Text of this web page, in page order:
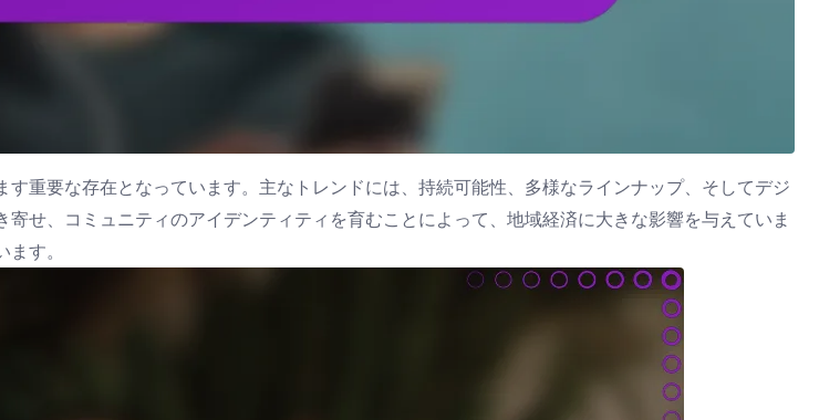
重要な存在となっています。主なトレンドには、持続可能性、多様なラインナップ、そしてデジ
せ、コミュニティのアイデンティティを育むことによって、地域経済に大きな影響を与えていま
す。